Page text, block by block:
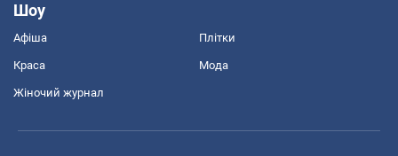
Шоу
Афіша Плітки
Краса Мода
Жіночий журнал